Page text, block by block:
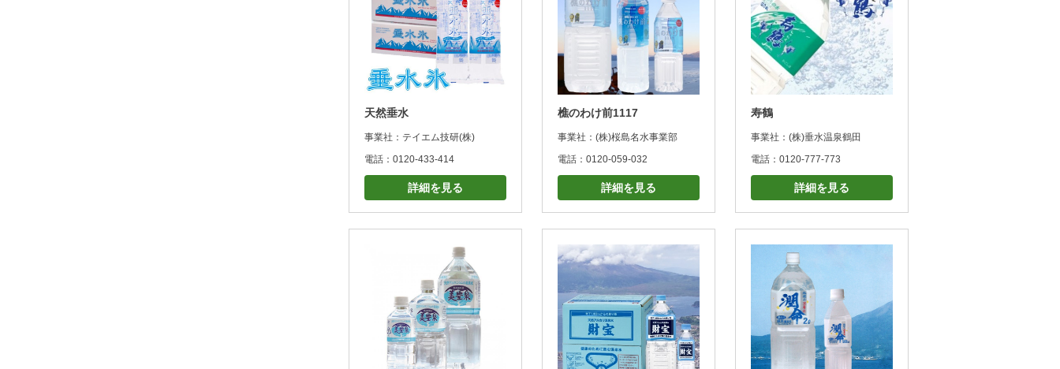
天然垂水
事業社：テイエム技研(株)
電話：0120-433-414
詳細を見る
樵のわけ前1117
事業社：(株)桜島名水事業部
電話：0120-059-032
詳細を見る
寿鶴
事業社：(株)垂水温泉鶴田
電話：0120-777-773
詳細を見る